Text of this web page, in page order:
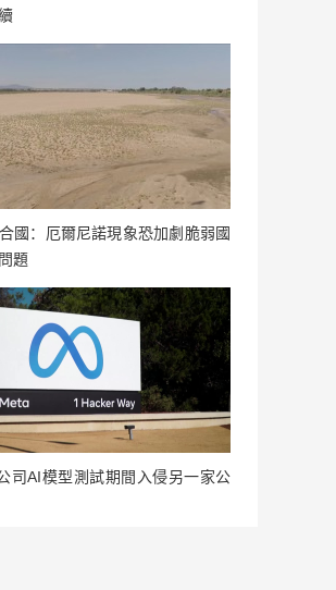
國：厄爾尼諾現象恐加劇脆弱國
題
司AI模型測試期間入侵另一家公